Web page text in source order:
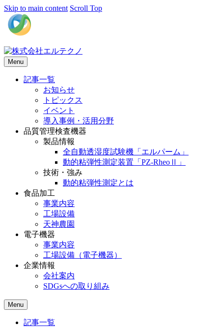
Skip to main content Scroll Top
Menu
記事一覧
お知らせ
トピックス
イベント
導入事例・活用分野
品質管理検査機器
製品情報
全自動透湿度試験機「エルパーム」
動的粘弾性測定装置「PZ-RheoⅡ」
技術・強み
動的粘弾性測定とは
食品加工
事業内容
工場設備
天神農園
電子機器
事業内容
工場設備（電子機器）
企業情報
会社案内
SDGsへの取り組み
Menu
記事一覧